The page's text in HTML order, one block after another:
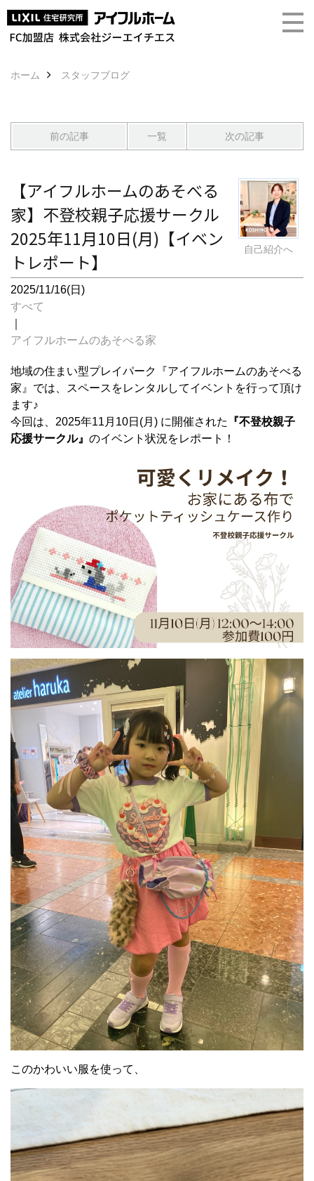
ホーム スタッフブログ
前の記事 一覧 次の記事
自己紹介へ
【アイフルホームのあそべる
家】不登校親子応援サークル
2025年11月10日(月)【イベン
トレポート】
2025/11/16(日)
すべて
アイフルホームのあそべる家
地域の住まい型プレイパーク『アイフルホームのあそべる
家』では、スペースをレンタルしてイベントを行って頂け
ます♪
今回は、2025年11月10日(月) に開催された
『不登校親子
応援サークル』 のイベント状況をレポート！
このかわいい服を使って、